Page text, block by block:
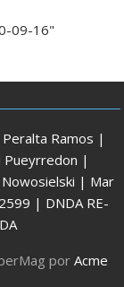
09-16"
Peralta Ramos |
Pueyrredon |
| Mar
| DNDA RE-
porAcme